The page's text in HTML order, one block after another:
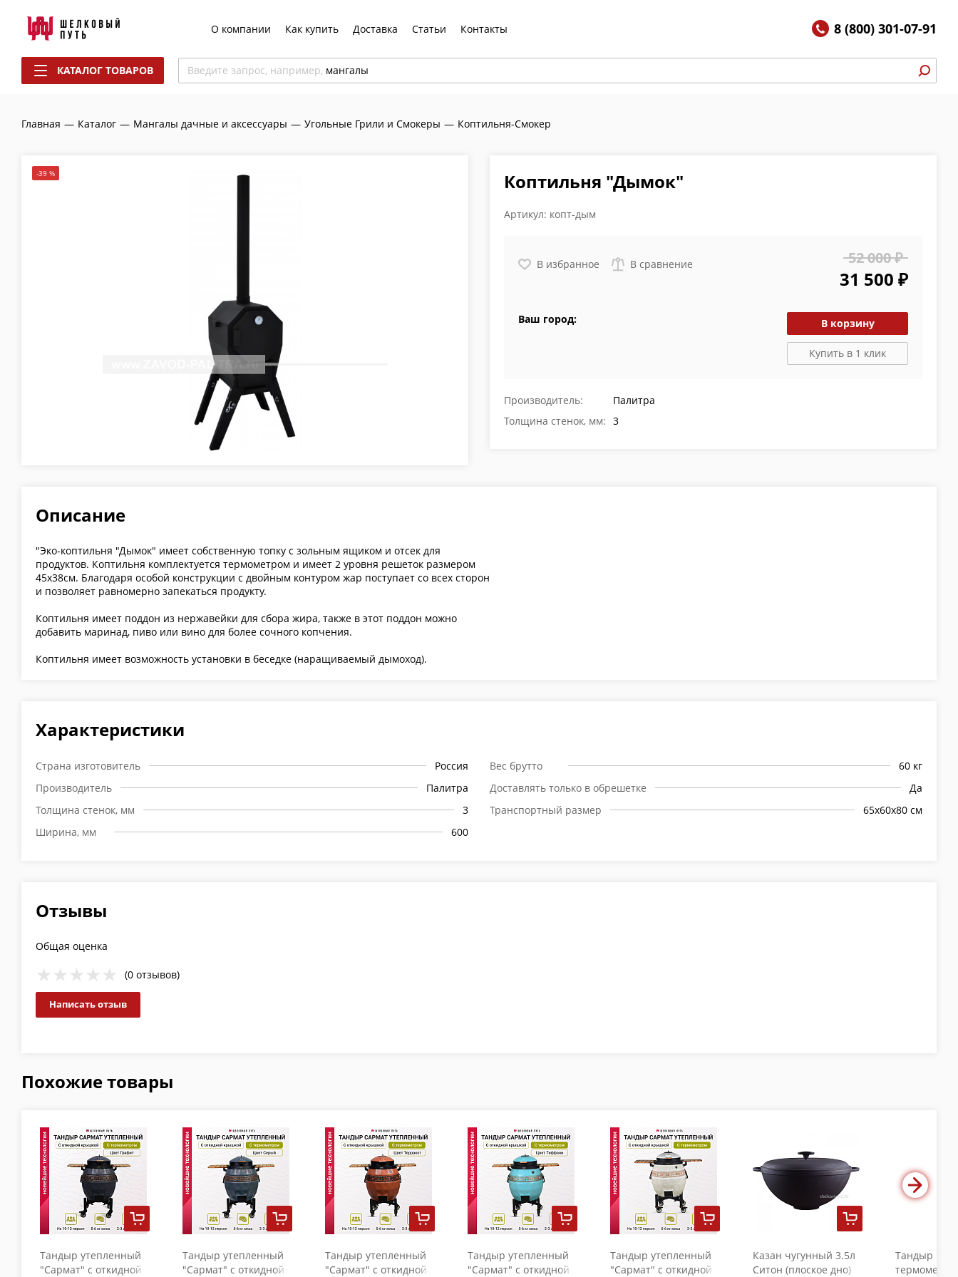
О компании Как купить Доставка Статьи Контакты 8 (800) 301-07-91
КАТАЛОГ ТОВАРОВ Введите запрос, например, мангалы
Главная — Каталог — Мангалы дачные и аксессуары — Угольные Грили и Смокеры — Коптильня-Смокер
-39 % Коптильня "Дымок"
Артикул: копт-дым
В избранное В сравнение 52 000 ₽
31 500 ₽
Ваш город: В корзину
Купить в 1 клик
Производитель:
Палитра
Толщина стенок, мм: 3
Описание
"Эко-коптильня "Дымок" имеет собственную топку с зольным ящиком и отсек для
продуктов. Коптильня комплектуется термометром и имеет 2 уровня решеток размером
45х38см. Благодаря особой конструкции с двойным контуром жар поступает со всех сторон
и позволяет равномерно запекаться продукту.
Коптильня имеет поддон из нержавейки для сбора жира, также в этот поддон можно
добавить маринад, пиво или вино для более сочного копчения.
Коптильня имеет возможность установки в беседке (наращиваемый дымоход).
Характеристики
Страна изготовитель
Россия
Производитель
Палитра
Толщина стенок, мм
3
Ширина, мм
600
Вес брутто
60 кг
Доставлять только в обрешетке
Да
Транспортный размер
65х60х80 см
Отзывы
Общая оценка
(0 отзывов)
Написать отзыв
Похожие товары
Тандыр утепленный
"Сармат" с откидной
Тандыр утепленный
"Сармат" с откидной
Тандыр утепленный
"Сармат" с откидной
Тандыр утепленный
"Сармат" с откидной
Тандыр утепленный
"Сармат" с откидной
Казан чугунный 3.5л
Ситон (плоское дно)
Тандыр